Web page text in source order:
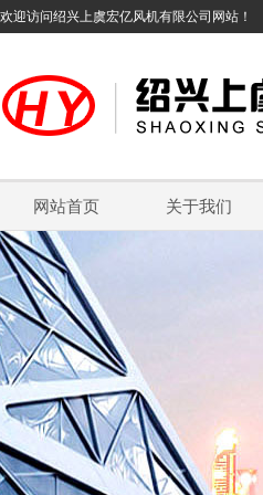
欢迎访问绍兴上虞宏亿风机有限公司网站！
网站首页 关于我们